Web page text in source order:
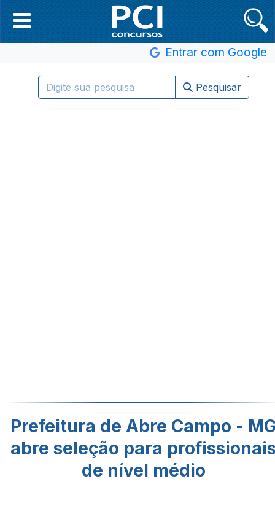
Entrar com Google
Pesquisar
Prefeitura de Abre Campo -
abre seleção para
de nível médio